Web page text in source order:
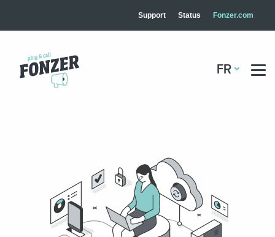
Support Status Fonzer.com
FR